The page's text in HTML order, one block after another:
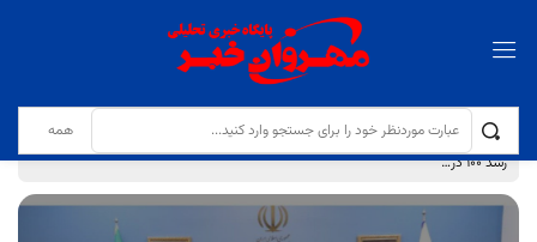
رشد ۱۰۰ درصدی اعتبارات دهیاری‌های مازندران